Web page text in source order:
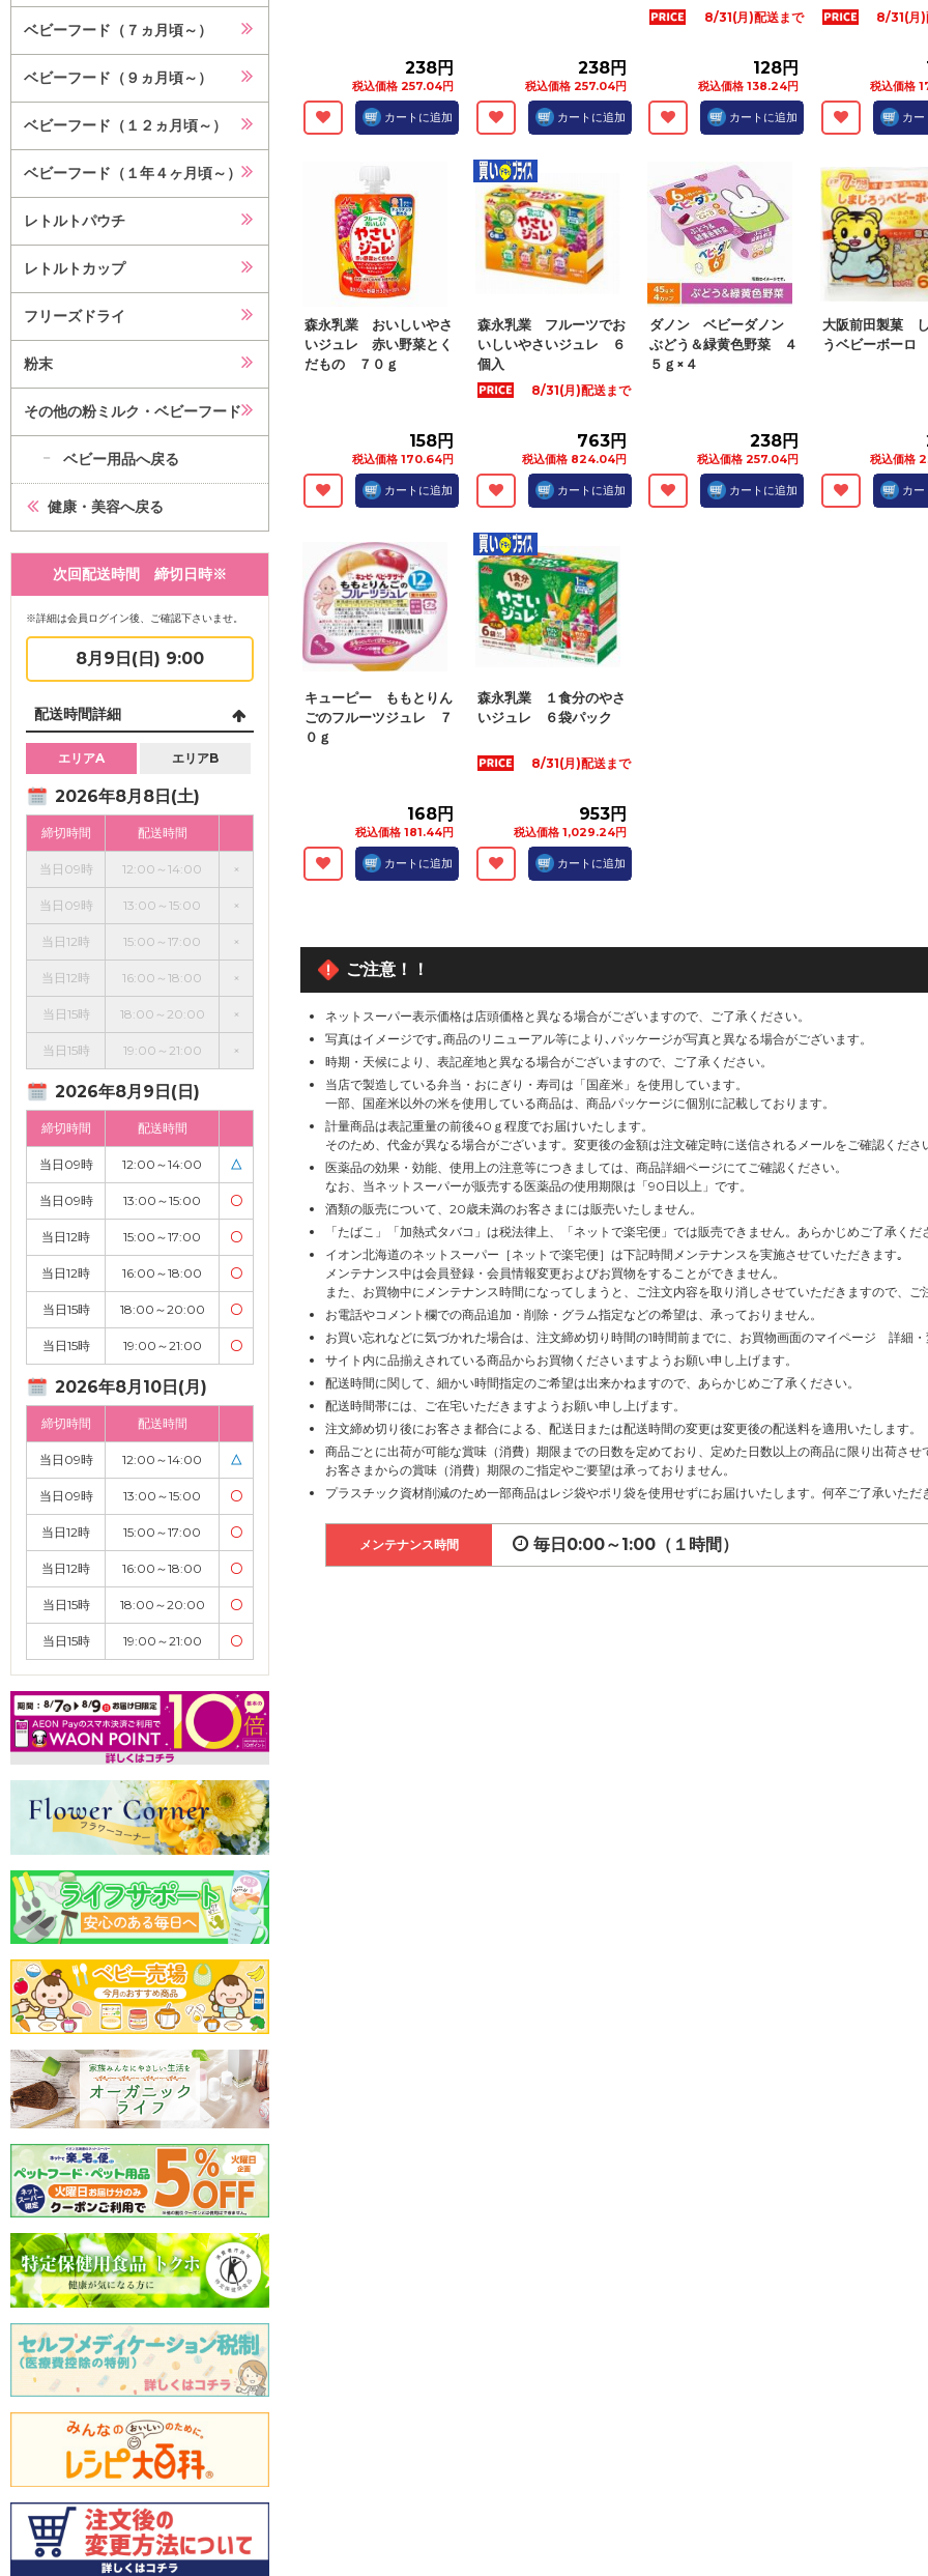
ベビーフード（７ヵ月頃～）
ベビーフード（９ヵ月頃～）
ベビーフード（１２ヵ月頃～）
ベビーフード（１年４ヶ月頃～）
レトルトパウチ
レトルトカップ
フリーズドライ
粉末
その他の粉ミルク・ベビーフード
ベビー用品へ戻る
健康・美容へ戻る
次回配送時間 締切日時※
※詳細は会員ログイン後、ご確認下さいませ。
8月9日(日) 9:00
配送時間詳細
エリアA エリアB
2026年8月8日(土)
締切時間 配送時間
当日09時 12:00～14:00 ×
当日09時 13:00～15:00 ×
当日12時 15:00～17:00 ×
当日12時 16:00～18:00 ×
当日15時 18:00～20:00 ×
当日15時 19:00～21:00 ×
2026年8月9日(日)
締切時間 配送時間
当日09時 12:00～14:00 △
当日09時 13:00～15:00 〇
当日12時 15:00～17:00 〇
当日12時 16:00～18:00 〇
当日15時 18:00～20:00 〇
当日15時 19:00～21:00 〇
2026年8月10日(月)
締切時間 配送時間
当日09時 12:00～14:00 △
当日09時 13:00～15:00 〇
当日12時 15:00～17:00 〇
当日12時 16:00～18:00 〇
当日15時 18:00～20:00 〇
当日15時 19:00～21:00 〇
238円
税込価格 257.04円
カートに追加
238円
税込価格 257.04円
カートに追加
8/31(月)配送まで
128円
税込価格 138.24円
カートに追加
8/31(月)
税込価格
カー
森永乳業 おいしいやさ
いジュレ 赤い野菜とく
だもの ７０ｇ
158円
税込価格 170.64円
カートに追加
森永乳業 フルーツでお
いしいやさいジュレ ６
個入
8/31(月)配送まで
763円
税込価格 824.04円
カートに追加
ダノン ベビーダノン
ぶどう＆緑黄色野菜 ４
５ｇ×４
238円
税込価格 257.04円
カートに追加
大阪前田製菓
うベビーボーロ
税込価格
カー
キューピー ももとりん
ごのフルーツジュレ ７
０ｇ
168円
税込価格 181.44円
カートに追加
森永乳業 １食分のやさ
いジュレ ６袋パック
8/31(月)配送まで
953円
税込価格 1,029.24円
カートに追加
ご注意！！
ネットスーパー表示価格は店頭価格と異なる場合がございますので、ご了承ください。
写真はイメージです｡商品のリニューアル等により､パッケージが写真と異なる場合がございます。
時期・天候により、表記産地と異なる場合がございますので、ご了承ください。
当店で製造している弁当・おにぎり・寿司は「国産米」を使用しています。
一部、国産米以外の米を使用している商品は、商品パッケージに個別に記載しております。
計量商品は表記重量の前後40ｇ程度でお届けいたします。
そのため、代金が異なる場合がございます。変更後の金額は注文確定時に送信されるメールをご確認くださ
医薬品の効果・効能、使用上の注意等につきましては、商品詳細ページにてご確認ください。
なお、当ネットスーパーが販売する医薬品の使用期限は「90日以上」です。
酒類の販売について、20歳未満のお客さまには販売いたしません。
「たばこ」「加熱式タバコ」は税法律上、「ネットで楽宅便」では販売できません。あらかじめご了承くだ
イオン北海道のネットスーパー［ネットで楽宅便］は下記時間メンテナンスを実施させていただきます｡
メンテナンス中は会員登録・会員情報変更およびお買物をすることができません。
また、お買物中にメンテナンス時間になってしまうと、ご注文内容を取り消しさせていただきますので、ご
お電話やコメント欄での商品追加・削除・グラム指定などの希望は、承っておりません。
お買い忘れなどに気づかれた場合は、注文締め切り時間の1時間前までに、お買物画面のマイページ 詳細
サイト内に品揃えされている商品からお買物くださいますようお願い申し上げます。
配送時間に関して、細かい時間指定のご希望は出来かねますので、あらかじめご了承ください。
配送時間帯には、ご在宅いただきますようお願い申し上げます。
注文締め切り後にお客さま都合による、配送日または配送時間の変更は変更後の配送料を適用いたします。
商品ごとに出荷が可能な賞味（消費）期限までの日数を定めており、定めた日数以上の商品に限り出荷させ
お客さまからの賞味（消費）期限のご指定やご要望は承っておりません。
プラスチック資材削減のため一部商品はレジ袋やポリ袋を使用せずにお届けいたします。何卒ご了承いた
メンテナンス時間 毎日0:00～1:00（１時間）